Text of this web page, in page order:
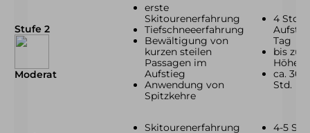
Stufe 2
Moderat
erste
Skitourenerfahrung
Tiefschneeerfahrung
Bewältigung von
kurzen steilen
Passagen im
Aufstieg
Anwendung von
Spitzkehre
4 Std.
Tag
bis zu
ca.
Std.
Skitourenerfahrung
4-5 Std.